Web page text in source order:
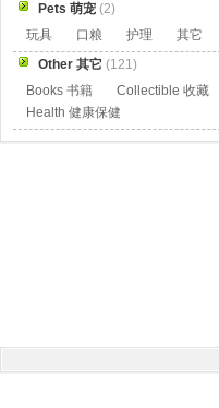
Pets 萌宠 (2)
玩具
口粮 护理
其它
Other 其它 (121)
Books 书籍
Collectible 收藏
Health 健康保健